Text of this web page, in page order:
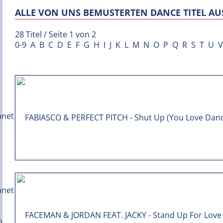
ALLE VON UNS BEMUSTERTEN DANCE TITEL
28 Titel / Seite 1 von 2
0-9 A B C D E F G H I J K L M N O P Q R S T U V